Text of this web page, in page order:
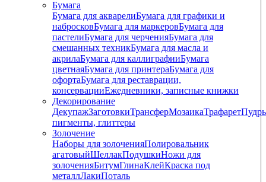
Бумага
Бумага для акварелиБумага для графики и
набросковБумага для маркеровБумага для
пастелиБумага для черченияБумага для
смешанных техникБумага для масла и
акрилаБумага для каллиграфииБумага
цветнаяБумага для принтераБумага для
офортаБумага для реставрации,
консервацииЕжедневники, записные книжки
Декорирование
ДекупажЗаготовкиТрансферМозаикаТрафарет
пигменты, глиттеры
Золочение
Наборы для золоченияПолировальник
агатовыйШеллакПодушкиНожи для
золоченияБитумГлинаКлейКраска под
металлЛакиПоталь